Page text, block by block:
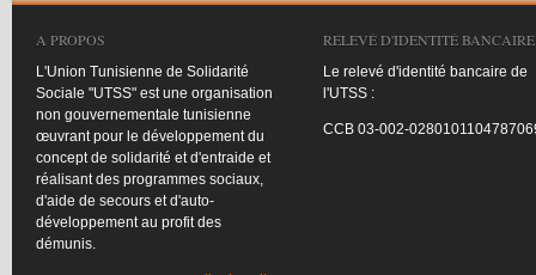
A PROPOS
L'Union Tunisienne de Solidarité
Sociale "UTSS" est une organisation
non gouvernementale tunisienne
œuvrantpour le développementdu
concept de solidarité etd'entraide et
réalisantdes programmes sociaux,
d'aide de secours etd'auto-
développementau profit des
démunis.
RELEVÉ D'IDENTITÉ BANCAIRE
Le relevé d'identité bancaire de
l'UTSS :
CCB 03-002-